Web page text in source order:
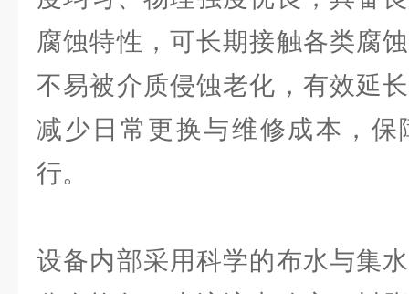
腐蚀特性，可长期接触各类腐
不易被介质侵蚀老化，有效延
减少日常更换与维修成本，
行。
设备内部采用科学的布水与集